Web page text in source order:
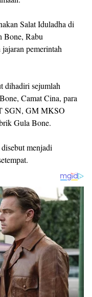
Salat Iduladha di
Bone, Rabu
pemerintah
dihadiri sejumlah
Camat Cina, para
SGN, GM MKSO
Gula Bone.
menjadi